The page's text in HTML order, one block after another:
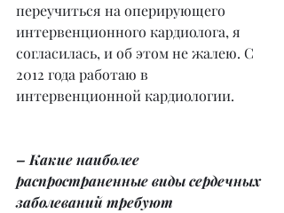
переучиться на оперирующего
интервенционного кардиолога, я
согласилась, и об этом не жалею. С
2012 года работаю в
интервенционной кардиологии.
– Какие наиболее
распространенные виды сердечных
заболеваний требуют